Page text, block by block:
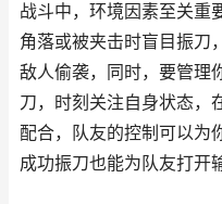
战斗中，环境因素至关重
角落或被夹击时盲目振刀
敌人偷袭，同时，要管理
刀，时刻关注自身状态，
配合，队友的控制可以为
成功振刀也能为队友打开